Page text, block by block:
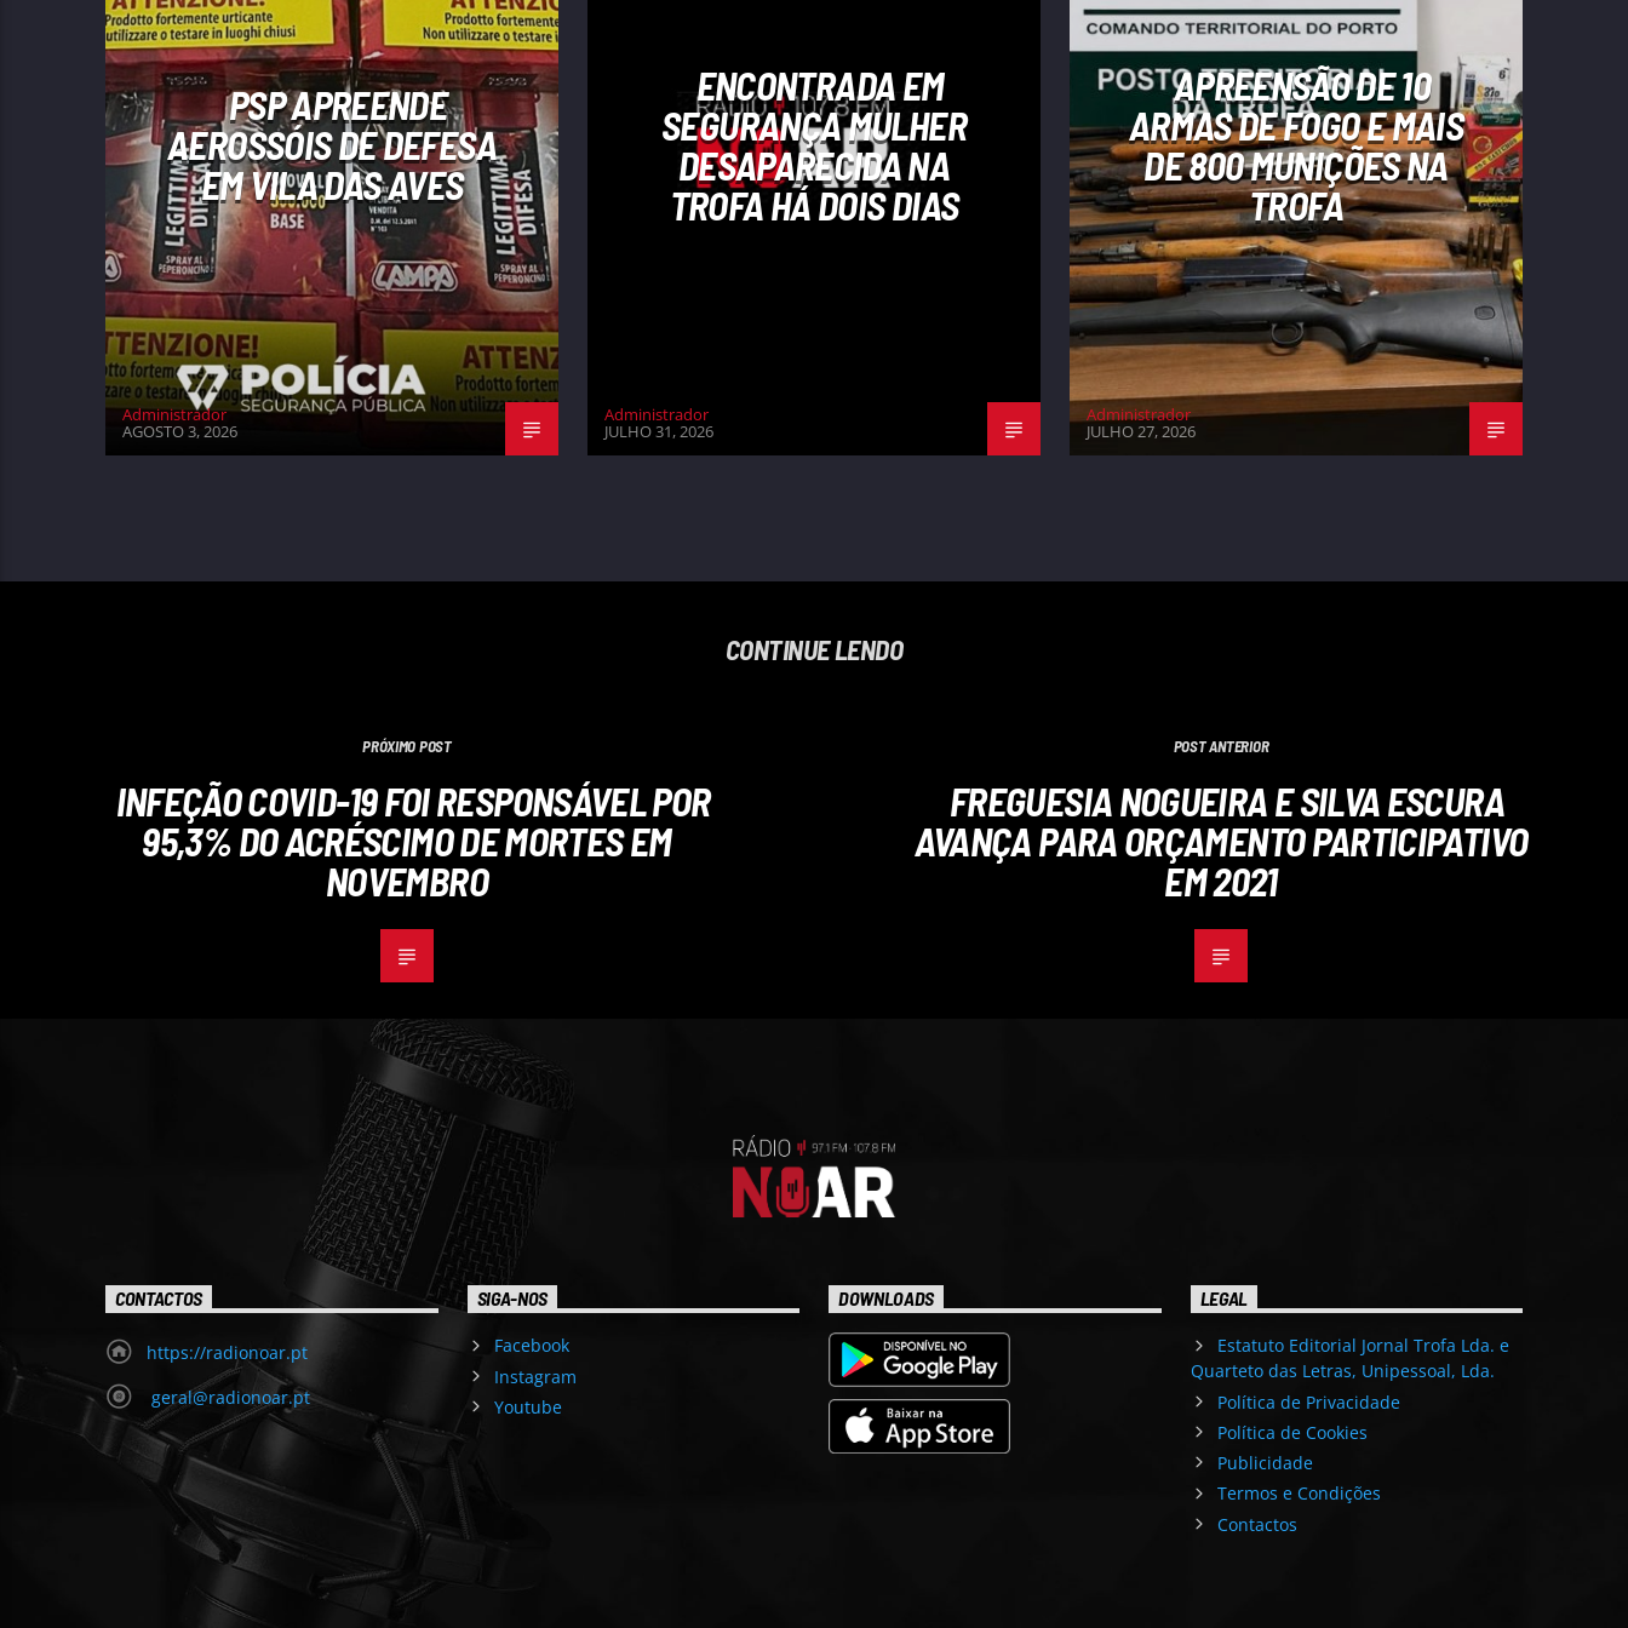
PSP APREENDE
AEROSSÓIS DE DEFESA
EM VILA DAS AVES
Administrador
AGOSTO 3, 2026
ENCONTRADA EM
SEGURANÇA MULHER
DESAPARECIDA NA
TROFA HÁ DOIS DIAS
Administrador
JULHO 31, 2026
APREENSÃO DE 10
ARMAS DE FOGO E MAIS
DE 800 MUNIÇÕES NA
TROFA
Administrador
JULHO 27, 2026
CONTINUE LENDO
PRÓXIMO POST
INFEÇÃO COVID-19 FOI RESPONSÁVEL POR
95,3% DO ACRÉSCIMO DE MORTES EM
NOVEMBRO
POST ANTERIOR
FREGUESIA NOGUEIRA E SILVA ESCURA
AVANÇA PARA ORÇAMENTO PARTICIPATIVO
EM 2021
CONTACTOS
https://radionoar.pt
geral@radionoar.pt
SIGA-NOS
Facebook
Instagram
Youtube
DOWNLOADS LEGAL
Estatuto Editorial Jornal Trofa Lda. e
Quarteto das Letras, Unipessoal, Lda.
Política de Privacidade
Política de Cookies
Publicidade
Termos e Condições
Contactos